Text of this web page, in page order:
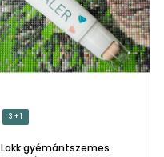
3 + 1
Lakk gyémántszemes